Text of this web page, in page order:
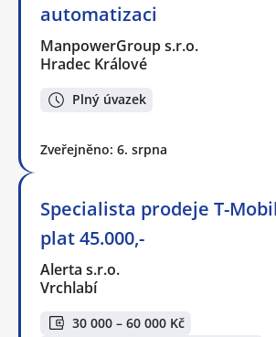
automatizaci
ManpowerGroup s.r.o.
Hradec Králové
Plný úvazek
Zveřejněno: 6. srpna
Specialista prodeje T-
plat 45.000,-
Alerta s.r.o.
Vrchlabí
30 000 – 60 000 Kč